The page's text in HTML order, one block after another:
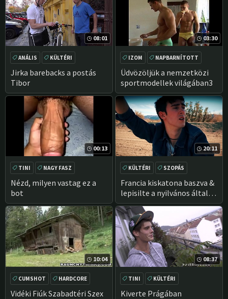
08:01
Jirka barebacks a postás
Tibor
ANÁLIS
KÜLTÉRI
SZOPÁS
PISLOG
03:30
Üdvözöljük a nemzetközi
sportmodellek világában3
IZOM NAPBARNÍTOTT
00:13
Nézd, milyen vastag ez a
bot
TINI NAGY FASZ
20:11
Francia kiskatona baszva &
lepisilte a nyilvános által
Forró Szőke az USA-ban-
ingyenes, teljes hosszúságú
HD meleg film
KÜLTÉRI
SZOPÁS
PISLOG
AMATŐR
10:04
Vidéki Fiúk Szabadtéri Szex
CUMSHOT
HARDCORE
SZOPÁS
RÉSZESEDÉSÜK
08:37
Kiverte Prágában
TINI
KÜLTÉRI
KÉZIMUNKA